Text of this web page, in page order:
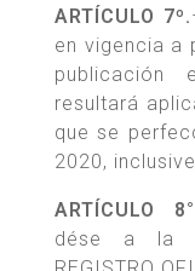
ARTÍCULO 7º.
en vigencia a
publicación
resultará
que se
2020, inclusive.
ARTÍCULO 8°
dése a la